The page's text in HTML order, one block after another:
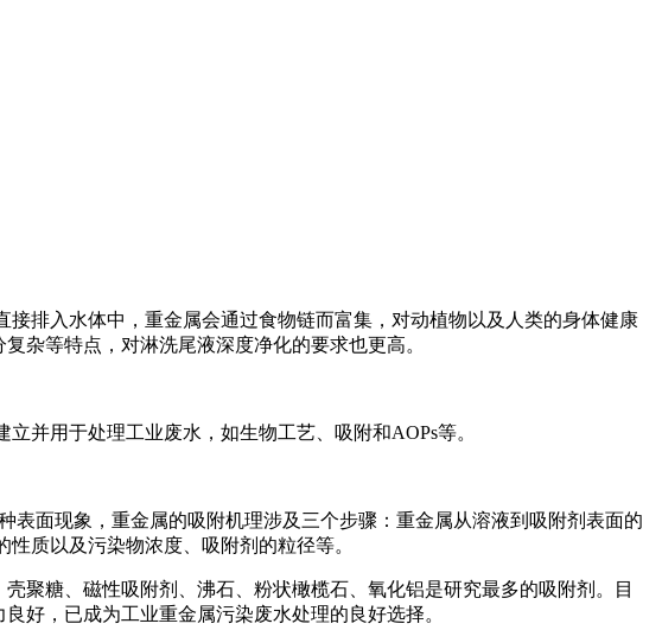
排入水体中，重金属会通过食物链而富集，对动植物以及人类的身体健康
杂等特点，对淋洗尾液深度净化的要求也更高。
并用于处理工业废水，如生物工艺、吸附和AOPs等。
面现象，重金属的吸附机理涉及三个步骤：重金属从溶液到吸附剂表面的
质以及污染物浓度、吸附剂的粒径等。
聚糖、磁性吸附剂、沸石、粉状橄榄石、氧化铝是研究最多的吸附剂。目
好，已成为工业重金属污染废水处理的良好选择。